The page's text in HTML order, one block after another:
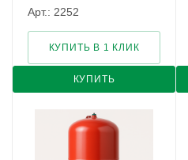
Арт.: 2252
КУПИТЬ
КУПИТЬ В 1 КЛИК